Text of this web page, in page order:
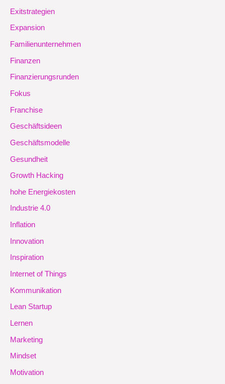
Exitstrategien
Expansion
Familienunternehmen
Finanzen
Finanzierungsrunden
Fokus
Franchise
Geschäftsideen
Geschäftsmodelle
Gesundheit
Growth Hacking
hohe Energiekosten
Industrie 4.0
Inflation
Innovation
Inspiration
Internet of Things
Kommunikation
Lean Startup
Lernen
Marketing
Mindset
Motivation